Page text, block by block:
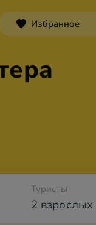
Избранное
2 взрослых
Туристы